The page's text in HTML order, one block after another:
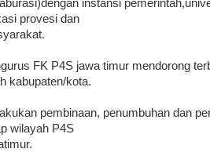
instansi
provesi dan
FK P4S jawa timur mendorong
kabupaten/kota.
pembinaan, penumbuhan dan
wilayah P4S